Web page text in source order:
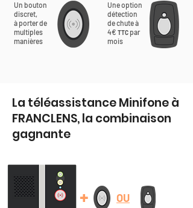
Un bouton
discret,
à porter de
multiples
manières
Une option
détection
de chute à
4€ TTC par
mois
La téléassistance Minifone à
FRANCLENS, la combinaison
gagnante
+ OU